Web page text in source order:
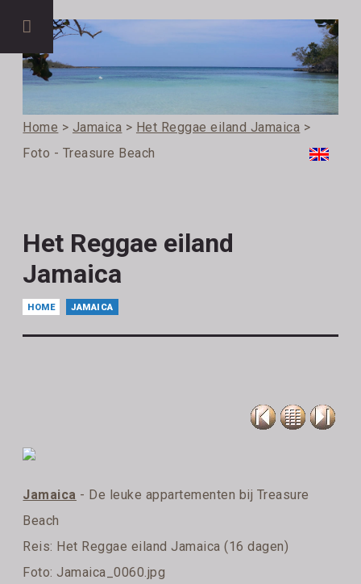
Home > Jamaica > Het Reggae eiland Jamaica >
Foto - Treasure Beach
Het Reggae eiland
Jamaica
HOME JAMAICA
Jamaica - De leuke appartementen bij Treasure
Beach
Reis: Het Reggae eiland Jamaica (16 dagen)
Foto: Jamaica_0060.jpg